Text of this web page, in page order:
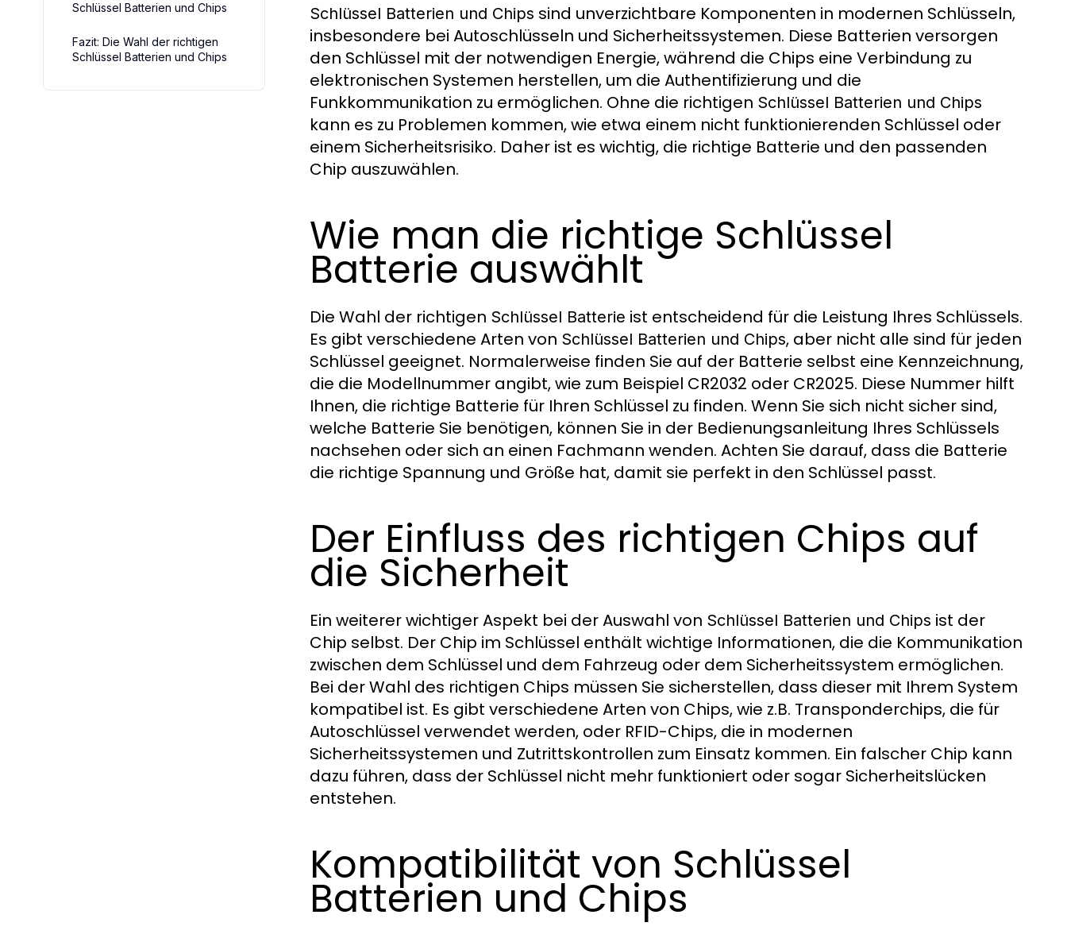
Schlüssel Batterien und Chips
Fazit: Die Wahl der richtigen
Schlüssel Batterien und Chips
Schlüssel Batterien und Chips sind unverzichtbare Komponenten in modernen Schlüsseln,
insbesondere bei Autoschlüsseln und Sicherheitssystemen. Diese Batterien versorgen
den Schlüssel mit der notwendigen Energie, während die Chips eine Verbindung zu
elektronischen Systemen herstellen, um die Authentifizierung und die
Funkkommunikation zu ermöglichen. Ohne die richtigen Schlüssel Batterien und Chips
kann es zu Problemen kommen, wie etwa einem nicht funktionierenden Schlüssel oder
einem Sicherheitsrisiko. Daher ist es wichtig, die richtige Batterie und den passenden
Chip auszuwählen.
Wie man die richtige Schlüssel
Batterie auswählt
Die Wahl der richtigen Schlüssel Batterie ist entscheidend für die Leistung Ihres Schlüssels.
Es gibt verschiedene Arten von Schlüssel Batterien und Chips, aber nicht alle sind für jeden
Schlüssel geeignet. Normalerweise finden Sie auf der Batterie selbst eine Kennzeichnung,
die die Modellnummer angibt, wie zum Beispiel CR2032 oder CR2025. Diese Nummer hilft
Ihnen, die richtige Batterie für Ihren Schlüssel zu finden. Wenn Sie sich nicht sicher sind,
welche Batterie Sie benötigen, können Sie in der Bedienungsanleitung Ihres Schlüssels
nachsehen oder sich an einen Fachmann wenden. Achten Sie darauf, dass die Batterie
die richtige Spannung und Größe hat, damit sie perfekt in den Schlüssel passt.
Der Einfluss des richtigen Chips auf
die Sicherheit
Ein weiterer wichtiger Aspekt bei der Auswahl von Schlüssel Batterien und Chips ist der
Chip selbst. Der Chip im Schlüssel enthält wichtige Informationen, die die Kommunikation
zwischen dem Schlüssel und dem Fahrzeug oder dem Sicherheitssystem ermöglichen.
Bei der Wahl des richtigen Chips müssen Sie sicherstellen, dass dieser mit Ihrem System
kompatibel ist. Es gibt verschiedene Arten von Chips, wie z.B. Transponderchips, die für
Autoschlüssel verwendet werden, oder RFID-Chips, die in modernen
Sicherheitssystemen und Zutrittskontrollen zum Einsatz kommen. Ein falscher Chip kann
dazu führen, dass der Schlüssel nicht mehr funktioniert oder sogar Sicherheitslücken
entstehen.
Kompatibilität von Schlüssel
Batterien und Chips